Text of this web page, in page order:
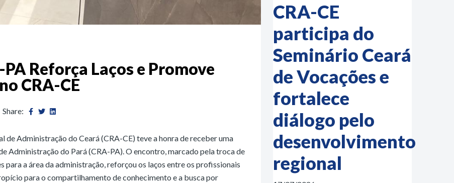
Reforça Laços e Promove
CRA-CE
Share:
de Administração do Ceará (CRA-CE) teve a honra de receber uma
Administração do Pará (CRA-PA). O encontro, marcado pela troca de
para a área da administração, reforçou os laços entre os profissionais
para o compartilhamento de conhecimento e a busca por
CRA-CE
participa do
Seminário Ceará
de Vocações e
fortalece
diálogo pelo
desenvolvimento
regional